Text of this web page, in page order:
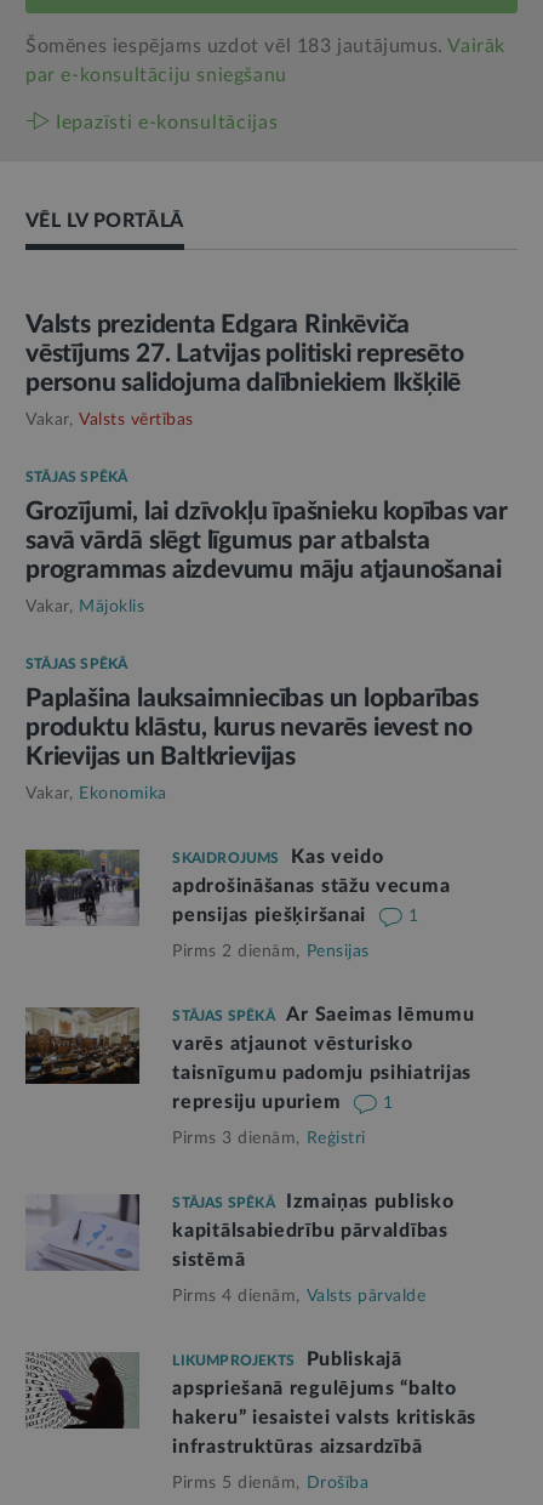
Šomēnes iespējams uzdot vēl 183 jautājumus.Vairāk
par e‑konsultāciju sniegšanu
Iepazīsti e-konsultācijas
VĒL LV PORTĀLĀ
AMATPERSONAS RUNA
Valsts prezidenta Edgara Rinkēviča
vēstījums 27. Latvijas politiski represēto
personu salidojuma dalībniekiem Ikšķilē
Vakar, Valsts vērtības
STĀJAS SPĒKĀ
Grozījumi, lai dzīvokļu īpašnieku kopības var
savā vārdā slēgt līgumus par atbalsta
programmas aizdevumu māju atjaunošanai
Vakar, Mājoklis
STĀJAS SPĒKĀ
Paplašina lauksaimniecības un lopbarības
produktu klāstu, kurus nevarēs ievest no
Krievijas un Baltkrievijas
Vakar, Ekonomika
SKAIDROJUMS
Kas veido
apdrošināšanas stāžu vecuma
pensijas piešķiršanai
1
Pirms 2 dienām, Pensijas
STĀJAS SPĒKĀ
Ar Saeimas lēmumu
varēs atjaunot vēsturisko
taisnīgumu padomju psihiatrijas
represiju upuriem
1
Pirms 3 dienām, Reģistri
STĀJAS SPĒKĀ
Izmaiņas publisko
kapitālsabiedrību pārvaldības
sistēmā
Pirms 4 dienām, Valsts pārvalde
LIKUMPROJEKTS
Publiskajā
apspriešanā regulējums “balto
hakeru” iesaistei valsts kritiskās
infrastruktūras aizsardzībā
Pirms 5 dienām, Drošība